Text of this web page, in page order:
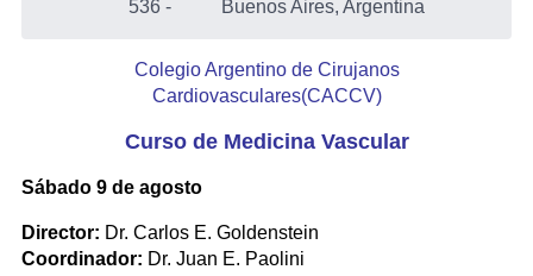
536 -
Buenos Aires, Argentina
Colegio Argentino de Cirujanos
Cardiovasculares(CACCV)
Curso de Medicina Vascular
Sábado 9 de agosto
Director: Dr. Carlos E. Goldenstein
Coordinador: Dr. Juan E. Paolini